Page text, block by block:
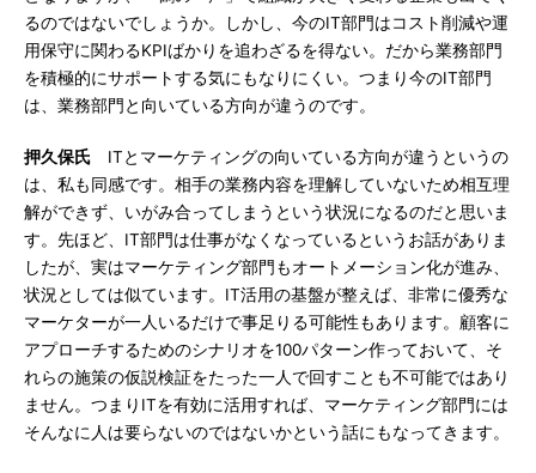
るのではないでしょうか。しかし、今のIT部門はコスト削減や運
用保守に関わるKPIばかりを追わざるを得ない。だから業務部門
を積極的にサポートする気にもなりにくい。つまり今のIT部門
は、業務部門と向いている方向が違うのです。
押久保氏 ITとマーケティングの向いている方向が違うというの
は、私も同感です。相手の業務内容を理解していないため相互理
解ができず、いがみ合ってしまうという状況になるのだと思いま
す。先ほど、IT部門は仕事がなくなっているというお話がありま
したが、実はマーケティング部門もオートメーション化が進み、
状況としては似ています。IT活用の基盤が整えば、非常に優秀な
マーケターが一人いるだけで事足りる可能性もあります。顧客に
アプローチするためのシナリオを100パターン作っておいて、そ
れらの施策の仮説検証をたった一人で回すことも不可能ではあり
ません。つまりITを有効に活用すれば、マーケティング部門には
そんなに人は要らないのではないかという話にもなってきます。